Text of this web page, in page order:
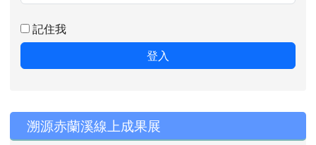
記住我
登入
右邊區域內容
溯源赤蘭溪線上成果展